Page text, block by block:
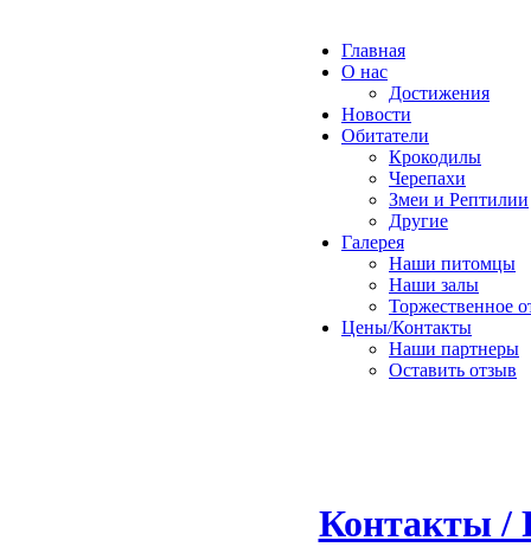
Главная
О нас
Достижения
Новости
Обитатели
Крокодилы
Черепахи
Змеи и Рептилии
Другие
Галерея
Наши питомцы
Наши залы
Торжественное
Цены/Контакты
Наши партнеры
Оставить отзыв
Контакты /